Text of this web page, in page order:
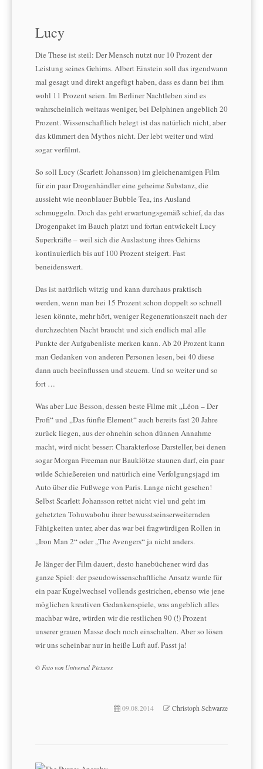
Lucy
Die These ist steil: Der Mensch nutzt nur 10 Prozent der
Leistung seines Gehirns. Albert Einstein soll das irgendwann
mal gesagt und direkt angefügt haben, dass es dann bei ihm
wohl 11 Prozent seien. Im Berliner Nachtleben sind es
wahrscheinlich weitaus weniger, bei Delphinen angeblich 20
Prozent. Wissenschaftlich belegt ist das natürlich nicht, aber
das kümmert den Mythos nicht. Der lebt weiter und wird
sogar verfilmt.
So soll Lucy (Scarlett Johansson) im gleichenamigen Film
für ein paar Drogenhändler eine geheime Substanz, die
aussieht wie neonblauer Bubble Tea, ins Ausland
schmuggeln. Doch das geht erwartungsgemäß schief, da das
Drogenpaket im Bauch platzt und fortan entwickelt Lucy
Superkräfte – weil sich die Auslastung ihres Gehirns
kontinuierlich bis auf 100 Prozent steigert. Fast
beneidenswert.
Das ist natürlich witzig und kann durchaus praktisch
werden, wenn man bei 15 Prozent schon doppelt so schnell
lesen könnte, mehr hört, weniger Regenerationszeit nach der
durchzechten Nacht braucht und sich endlich mal alle
Punkte der Aufgabenliste merken kann. Ab 20 Prozent kann
man Gedanken von anderen Personen lesen, bei 40 diese
dann auch beeinflussen und steuern. Und so weiter und so
fort …
Was aber Luc Besson, dessen beste Filme mit „Léon – Der
Profi“ und „Das fünfte Element“ auch bereits fast 20 Jahre
zurück liegen, aus der ohnehin schon dünnen Annahme
macht, wird nicht besser: Charakterlose Darsteller, bei denen
sogar Morgan Freeman nur Bauklötze staunen darf, ein paar
wilde Schießereien und natürlich eine Verfolgungsjagd im
Auto über die Fußwege von Paris. Lange nicht gesehen!
Selbst Scarlett Johansson rettet nicht viel und geht im
gehetzten Tohuwabohu ihrer bewusstseinserweiternden
Fähigkeiten unter, aber das war bei fragwürdigen Rollen in
„Iron Man 2“ oder „The Avengers“ ja nicht anders.
Je länger der Film dauert, desto hanebüchener wird das
ganze Spiel: der pseudowissenschaftliche Ansatz wurde für
ein paar Kugelwechsel vollends gestrichen, ebenso wie jene
möglichen kreativen Gedankenspiele, was angeblich alles
machbar wäre, würden wir die restlichen 90 (!) Prozent
unserer grauen Masse doch noch einschalten. Aber so lösen
wir uns scheinbar nur in heiße Luft auf. Passt ja!
© Foto von Universal Pictures
09.08.2014 Christoph Schwarze